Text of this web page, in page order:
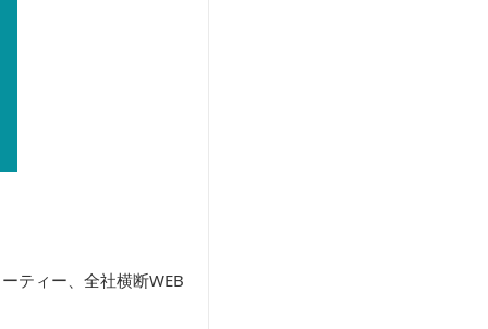
ティー、全社横断WEB